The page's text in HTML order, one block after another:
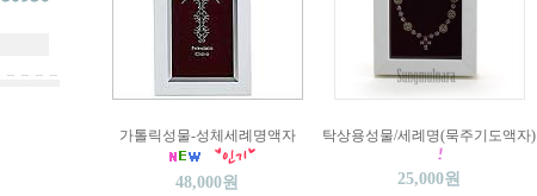
가톨릭성물-성체세례명액자
48,000원
탁상용성물/세례명(묵주기도액자)
25,000원